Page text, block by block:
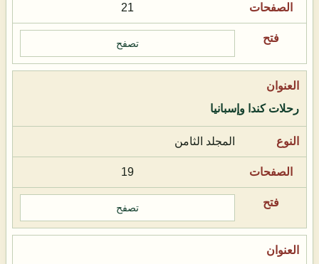
21
تصفح
رحلات كندا وإسبانيا
المجلد الثامن
19
تصفح